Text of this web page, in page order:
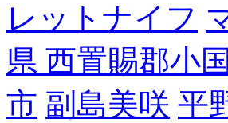
レットナイフ
県 西置賜郡小
市 副島美咲 平